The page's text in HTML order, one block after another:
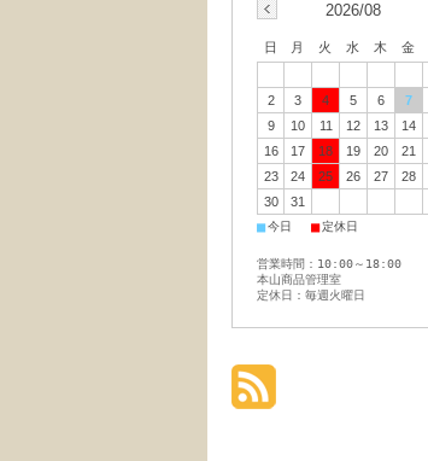
2026/08
日 月 火 水 木 金
2
3 4 5 6 7
9
10 11 12 13 14
16
17 18 19 20 21
23
24 25 26 27 28
30
31
■今日 ■定休日
営業時間：10:00～18:00
本山商品管理室
定休日：毎週火曜日